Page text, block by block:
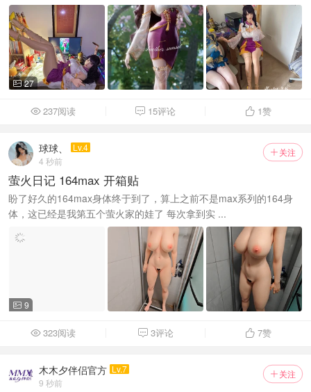
 27
237阅读  15评论  1赞
 关注
球球、
Lv.4
4 秒前
萤火日记 164max 开箱贴
盼了好久的164max身体终于到了，算上之前不是max系列的164身
体，这已经是我第五个萤火家的娃了 每次拿到实 ...
 9
323阅读  3评论  7赞
 关注
木木夕伴侣官方 Lv.7
9 秒前